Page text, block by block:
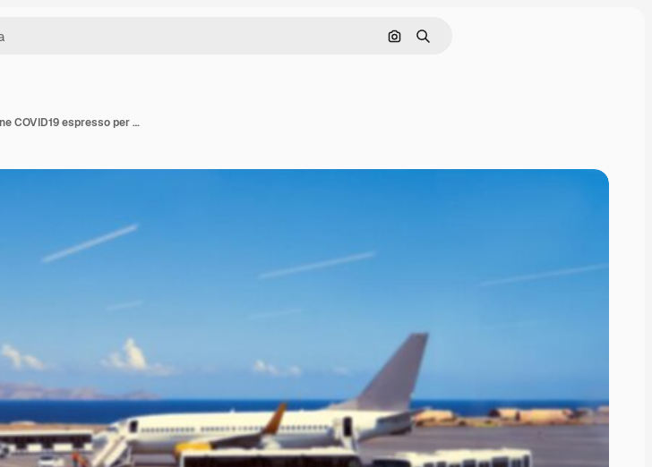
Cerca per immagine
Ricerca
Aeroporto Mano nel guanto tenere il test dell'antigene COVID19 espresso per test rapidi dell'infezione da coronavirus Giornata di sole con cielo blu Immagine panoramica del banner